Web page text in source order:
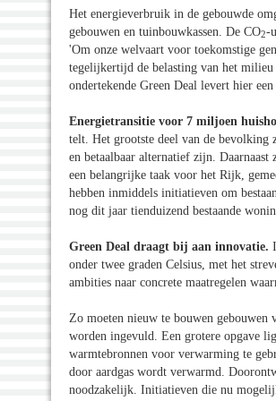
Het energieverbruik in de gebouwde
gebouwen en tuinbouwkassen. De CO2-
'Om onze welvaart voor toekomstige
tegelijkertijd de belasting van het milieu
ondertekende Green Deal levert hier
Energietransitie voor 7 miljoen
telt. Het grootste deel van de bevolking
en betaalbaar alternatief zijn.
een belangrijke taak voor het Rijk,
hebben inmiddels initiatieven om
nog dit jaar tienduizend bestaande
Green Deal draagt bij aan innovatie.
onder twee graden Celsius, met het
ambities naar concrete maatregelen
Zo moeten nieuw te bouwen gebouwen
worden ingevuld. Een grotere opgave
warmtebronnen voor verwarming te
door aardgas wordt verwarmd.
noodzakelijk. Initiatieven die nu